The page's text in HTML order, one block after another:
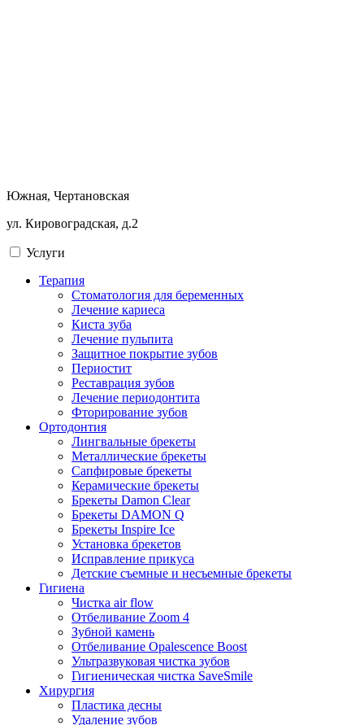
Южная, Чертановская
ул. Кировоградская, д.2
Услуги
Терапия
Стоматология для беременных
Лечение кариеса
Киста зуба
Лечение пульпита
Защитное покрытие зубов
Периостит
Реставрация зубов
Лечение периодонтита
Фторирование зубов
Ортодонтия
Лингвальные брекеты
Металлические брекеты
Сапфировые брекеты
Керамические брекеты
Брекеты Damon Clear
Брекеты DAMON Q
Брекеты Inspire Ice
Установка брекетов
Исправление прикуса
Детские съемные и несъемные брекеты
Гигиена
Чистка air flow
Отбеливание Zoom 4
Зубной камень
Отбеливание Opalescence Boost
Ультразвуковая чистка зубов
Гигиеническая чистка SaveSmile
Хирургия
Пластика десны
Удаление зубов